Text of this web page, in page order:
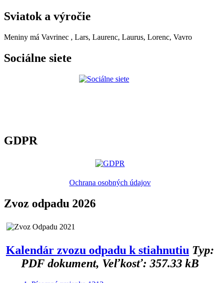
Sviatok a výročie
Meniny má Vavrinec , Lars, Laurenc, Laurus, Lorenc, Vavro
Sociálne siete
GDPR
Ochrana osobných údajov
Zvoz odpadu 2026
Kalendár zvozu odpadu k stiahnutiu Typ:
PDF dokument, Veľkosť: 357.33 kB